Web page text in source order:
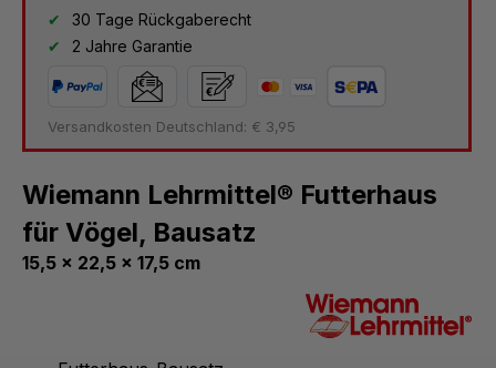
30 Tage Rückgaberecht
2 Jahre Garantie
Versandkosten Deutschland: € 3,95
Wiemann Lehrmittel® Futterhaus
für Vögel, Bausatz
15,5 x 22,5 x 17,5 cm